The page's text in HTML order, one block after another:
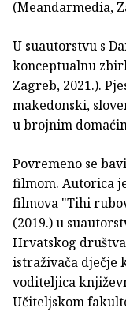
(Meandarmedia,
U suautorstvu s
konceptualnu
Zagreb, 2021.).
makedonski,
u brojnim
Povremeno se
filmom. Autorica
filmova "Tihi
(2019.) u
Hrvatskog
istraživača dječje
voditeljica
Učiteljskom